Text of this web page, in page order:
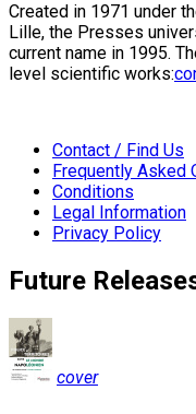
Created in 1971 under
Lille, the Presses
current name in 1995.
level scientific works:
Contact / Find Us
Frequently Asked
Conditions
Legal Information
Privacy Policy
Future
cover